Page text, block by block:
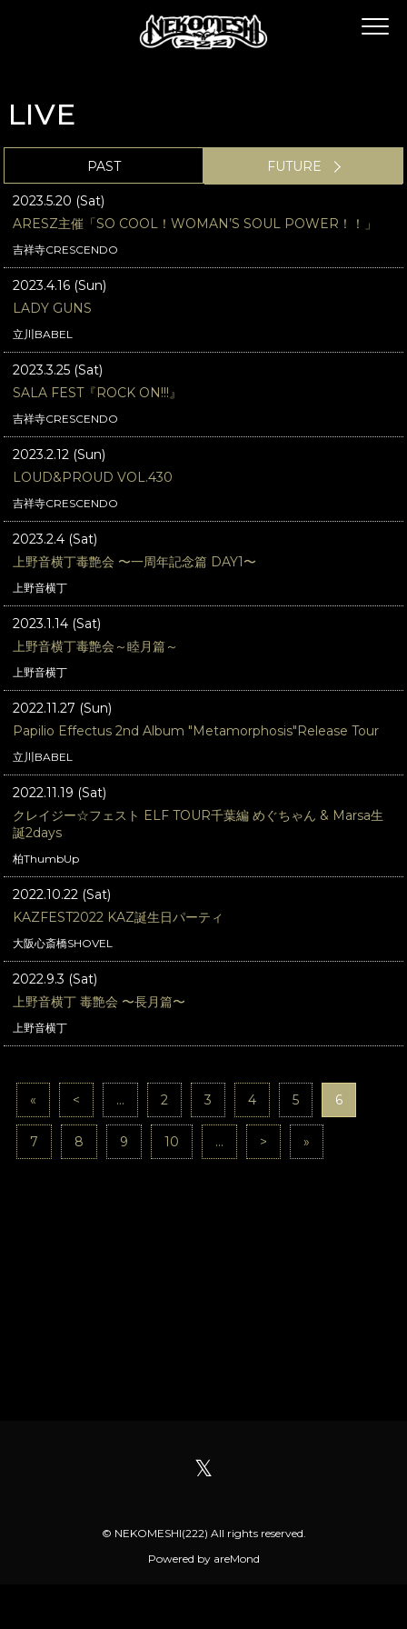
LIVE
PAST FUTURE
2023.5.20 (Sat)
ARESZ主催「SO COOL！WOMAN’S SOUL POWER！！」
吉祥寺CRESCENDO
2023.4.16 (Sun)
LADY GUNS
立川BABEL
2023.3.25 (Sat)
SALA FEST『ROCK ON!!!』
吉祥寺CRESCENDO
2023.2.12 (Sun)
LOUD&PROUD VOL.430
吉祥寺CRESCENDO
2023.2.4 (Sat)
上野音横丁毒艶会 〜一周年記念篇 DAY1〜
上野音横丁
2023.1.14 (Sat)
上野音横丁毒艶会～睦月篇～
上野音横丁
2022.11.27 (Sun)
Papilio Effectus 2nd Album "Metamorphosis"Release Tour
立川BABEL
2022.11.19 (Sat)
クレイジー☆フェスト ELF TOUR千葉編 めぐちゃん & Marsa生
誕2days
柏ThumbUp
2022.10.22 (Sat)
KAZFEST2022 KAZ誕生日パーティ
大阪心斎橋SHOVEL
2022.9.3 (Sat)
上野音横丁 毒艶会 〜長月篇〜
上野音横丁
« < ... 2 3 4 5 6
7 8 9 10 ... > »
𝕏
© NEKOMESHI(222) All rights reserved.
Powered by areMond